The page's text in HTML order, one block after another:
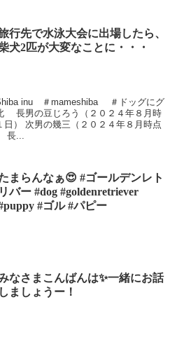
行先で水泳大会に出場したら、
犬2匹が大変なことに・・・
inu ＃mameshiba ＃ドッグにグ
長男の豆じろう（２０２４年８月時
日） 次男の幾三（２０２４年８月時点
長...
まらんなぁ😍 #ゴールデンレト
リバー #dog #goldenretriever
#ゴル #パピー
なさまこんばんは✨一緒にお話
しましょうー！